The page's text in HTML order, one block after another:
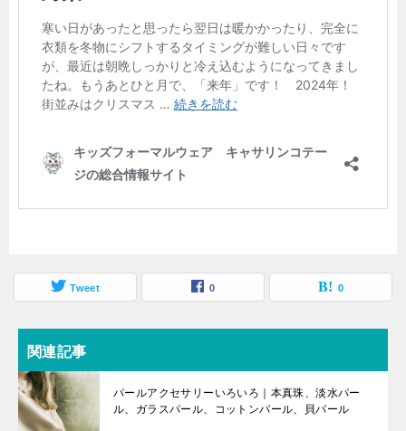
Tweet 0 0
関連記事
パールアクセサリーいろいろ｜本真珠、淡水パー
ル、ガラスパール、コットンパール、貝パール